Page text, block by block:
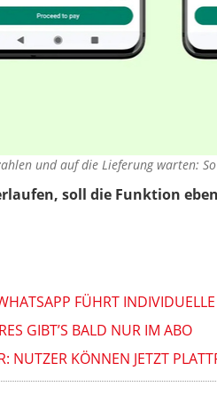
und auf die Lieferung warten:
soll die Funktion
FÜHRT
GIBT’S BALD NUR IM ABO
NUTZER KÖNNEN JETZT